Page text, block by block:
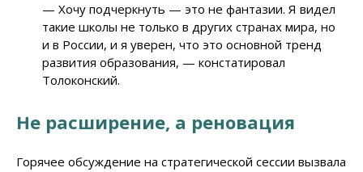
— Хочу подчеркнуть — это не фантазии. Я видел
такие школы не только в других странах мира, но
и в России, и я уверен, что это основной тренд
развития образования, — констатировал
Толоконский.
Не расширение, а реновация
Горячее обсуждение на стратегической сессии вызвала